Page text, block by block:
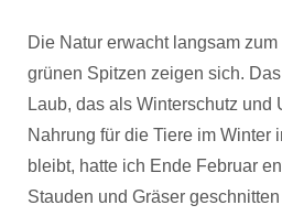
Die Natur erwacht langsam
grünen Spitzen zeigen sich. Das
Laub, das als Winterschutz und
Nahrung für die Tiere im Winter
bleibt, hatte ich Ende Februar
Stauden und Gräser